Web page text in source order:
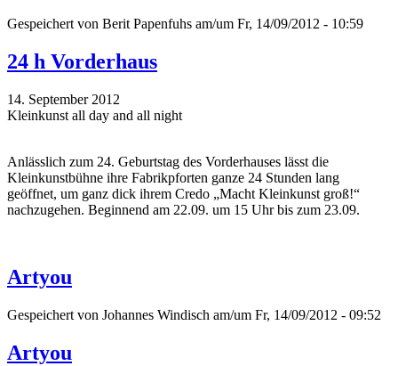
Gespeichert von Berit Papenfuhs am/um Fr, 14/09/2012 - 10:59
24 h Vorderhaus
14. September 2012
Kleinkunst all day and all night
Anlässlich zum 24. Geburtstag des Vorderhauses lässt die
Kleinkunstbühne ihre Fabrikpforten ganze 24 Stunden lang
geöffnet, um ganz dick ihrem Credo „Macht Kleinkunst groß!“
nachzugehen. Beginnend am 22.09. um 15 Uhr bis zum 23.09.
Artyou
Gespeichert von Johannes Windisch am/um Fr, 14/09/2012 - 09:52
Artyou